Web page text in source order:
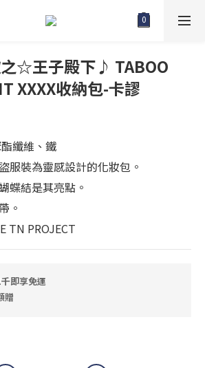
☆王子殿下♪ TABOO
XXXX收納包-卡謬
纖維、鐵
服裝為靈感設計的化妝包。
蝶結是其亮點。
。
TN PROJECT
即享免運
贈